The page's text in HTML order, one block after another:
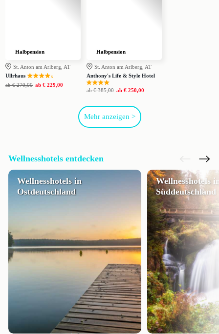
Halbpension
St. Anton am Arlberg, AT
Ullrhaus
s
ab € 270,00 ab € 229,00
Halbpension
St. Anton am Arlberg, AT
Anthony's Life & Style Hotel
ab € 385,00 ab € 250,00
Mehr anzeigen >
Wellnesshotels entdecken
Wellnesshotels in
Ostdeutschland
Wellnesshotels
Süddeutschland